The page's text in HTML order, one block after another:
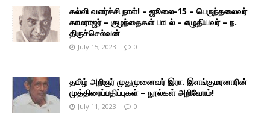
கல்வி வளர்ச்சி நாள்! – ஜூலை-15 – பெருந்தலைவர்
காமராஜர் – குழந்தைகள் பாடல் – எழுதியவர் – ந.
திருச்செல்வன்
July 15, 2023 0
தமிழ் அறிஞர் முதுமுனைவர் இரா. இளங்குமரனாரின்
முத்திரைப்பதிப்புகள் – நூல்கள் அறிவோம்!
July 11, 2023 0